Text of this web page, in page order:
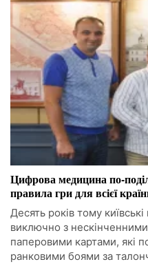
Цифрова медицина по-
правила гри для всієї
Десять років тому
виключно з
паперовими картами, які
ранковими боями за